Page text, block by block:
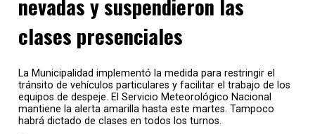
protestas.
Por su parte, desde el gobierno nacional encabezado
porJavier Milei sostienen que las negociaciones
educación es una competencia descentralizada. En ese
marco, las autoridades remarcaron que las
jurisdicciones deben avanzar en acuerdos propios con
los gremios locales.
nevadas y suspendieron las
clases presenciales
La Municipalidad implementó la medida para restringir el
tránsito de vehículos particulares y facilitar el trabajo de los
equipos de despeje. El Servicio Meteorológico Nacional
mantiene la alerta amarilla hasta este martes. Tampoco
habrá dictado de clases en todos los turnos.